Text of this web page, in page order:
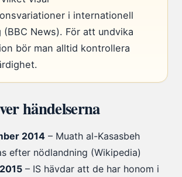
i internationell
News). För att undvika
bör man alltid kontrollera
händelserna
2014 – Muath al-Kasasbeh
efter nödlandning (Wikipedia)
– IS hävdar att de har honom i